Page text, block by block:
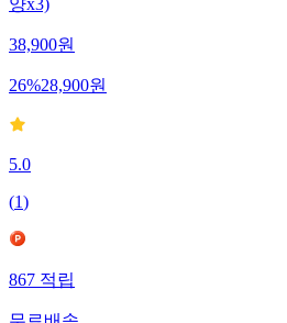
양x3)
38,900원
26%28,900원
5.0
(1)
867적립